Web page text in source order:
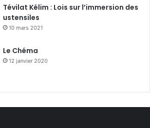
Tévilat Kélim : Lois sur l’immersion des
ustensiles
10 mars 2021
Le Chéma
12 janvier 2020